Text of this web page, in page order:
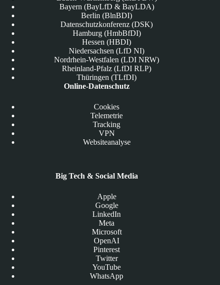
Bayern (BayLfD & BayLDA)
Berlin (BlnBDI)
Datenschutzkonferenz (DSK)
Hamburg (HmbBfDI)
Hessen (HBDI)
Niedersachsen (LfD NI)
Nordrhein-Westfalen (LDI NRW)
Rheinland-Pfalz (LfDI RLP)
Thüringen (TLfDI)
Online-Datenschutz
Cookies
Telemetrie
Tracking
VPN
Websiteanalyse
Big Tech & Social Media
Apple
Google
LinkedIn
Meta
Microsoft
OpenAI
Pinterest
Twitter
YouTube
WhatsApp